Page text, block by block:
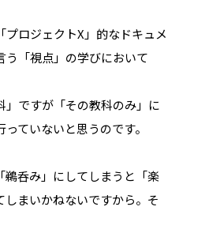
プロジェクトX」的なドキュメ
う「視点」の学びにおいて
」ですが「その教科のみ」に
ていないと思うのです。
鵜呑み」にしてしまうと「楽
しまいかねないですから。そ